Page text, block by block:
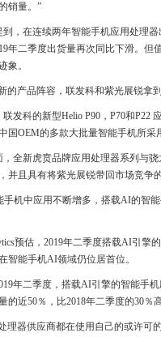
销量。”
到，在连续两年智能手机应用处理
年二季度出货量再次同比下滑。但
象。
的产品阵容，联发科和紫光展锐拿
发科的新型Helio P90，P70和P22
国OEM的多款大批量智能手机所采
全新虎贲品牌应用处理器系列与骁
并且具有将紫光展锐带回市场竞争的
手机中应用不断增多，搭载AI的智
预估，2019年二季度搭载AI引擎
智能手机AI领域仍位居首位。
年二季度，搭载AI引擎的智能手
的近50％，比2018年二季度的30％
理器供应商都在使用自己的或许可